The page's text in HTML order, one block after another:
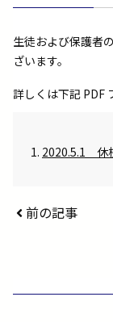
生徒および保護者
ざいます。
詳しくは下記 PDF
2020.5.1 休
前の記事